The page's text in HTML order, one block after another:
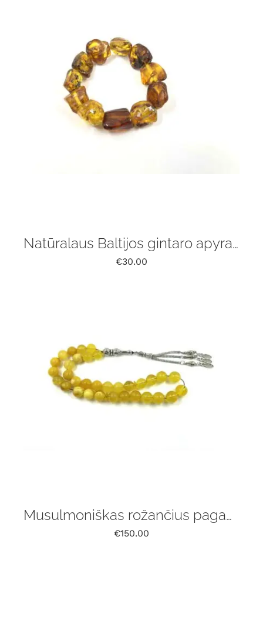
Natūralaus Baltijos gintaro apyrankė
€30.00
Musulmoniškas rožančius pagamintas iš natūralaus Baltijos gintaro, 33 vnt
€150.00